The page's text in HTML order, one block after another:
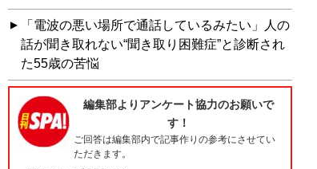
「電波の悪い場所で通話しているみたい」人の
話が聞き取れない“聞き取り困難症”と診断され
た55歳の苦悩